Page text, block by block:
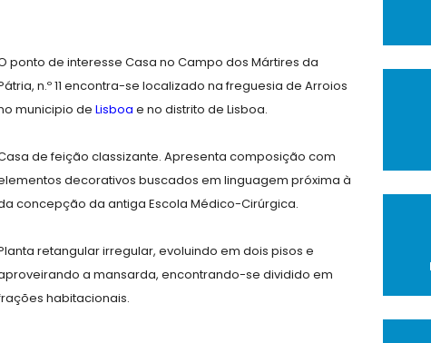
ponto de interesse Casa no Campo dos Mártires da
n.º 11 encontra-se localizado na freguesia de Arroios
municipio de Lisboa e no distrito de Lisboa.
de feição classizante. Apresenta composição com
decorativos buscados em linguagem próxima à
concepção da antiga Escola Médico-Cirúrgica.
retangular irregular, evoluindo em dois pisos e
a mansarda, encontrando-se dividido em
habitacionais.